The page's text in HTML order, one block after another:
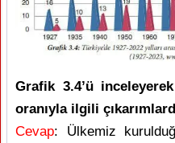
Grafik 3.4’ü
oranıyla ilgili
Cevap: Ülkemiz